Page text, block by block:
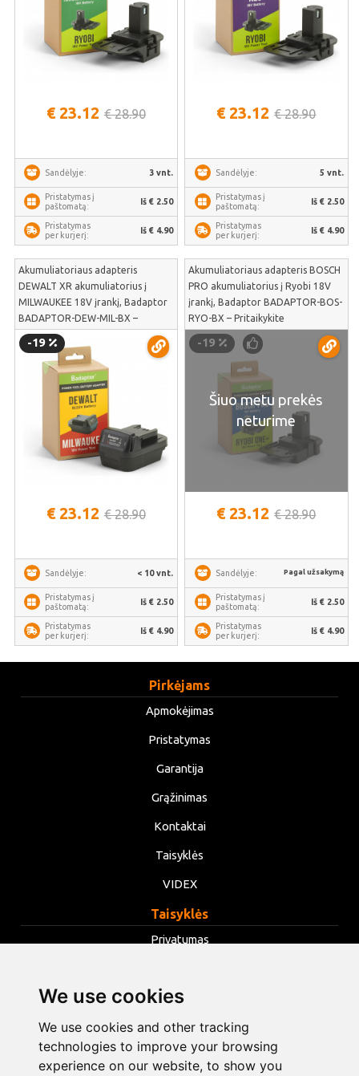
We use cookies
We use cookies and other tracking
technologies to improve your browsing
experience on our website, to show you
€ 23.12 € 28.90
Sandėlyje: 3 vnt.
Pristatymas į
paštomatą:
Iš € 2.50
Pristatymas
per kurjerį:
Iš € 4.90
€ 23.12 € 28.90
Sandėlyje: 5 vnt.
Pristatymas į
paštomatą:
Iš € 2.50
Pristatymas
per kurjerį:
Iš € 4.90
Akumuliatoriaus adapteris
DEWALT XR akumuliatorius į
MILWAUKEE 18V įrankį, Badaptor
BADAPTOR-DEW-MIL-BX –
Sujunkite DeWALT XR
akumuliatorius su Milwaukee M18
sunkiosios serijos statybiniais
įrankiais | BADAPTOR-DEW-MIL-
-19
€ 23.12 € 28.90
Sandėlyje: < 10 vnt.
Pristatymas į
paštomatą:
Iš € 2.50
Pristatymas
per kurjerį:
Iš € 4.90
Akumuliatoriaus adapteris BOSCH
PRO akumuliatorius į Ryobi 18V
įrankį, Badaptor BADAPTOR-BOS-
RYO-BX – Pritaikykite
profesionalius Bosch Blue serijos
akumuliatorius Ryobi 18V sodo ir
namų įrankiams | BADAPTOR-
BOS-RYO-BX
-19
Šiuo metu prekės
neturime
€ 23.12 € 28.90
Sandėlyje: Pagal užsakymą
Pristatymas į
paštomatą:
Iš € 2.50
Pristatymas
per kurjerį:
Iš € 4.90
Pirkėjams
Apmokėjimas
Pristatymas
Garantija
Grąžinimas
Kontaktai
Taisyklės
VIDEX
Taisyklės
Privatumas
Slapukai
Keisti slapukų nustatymus